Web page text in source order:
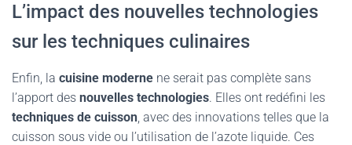
L’impact des nouvelles technologies
sur les techniques culinaires
Enfin, la cuisine moderne ne serait pas complète sans
l’apport des nouvelles technologies. Elles ont redéfini les
techniques de cuisson, avec des innovations telles que la
cuisson sous vide ou l’utilisation de l’azote liquide. Ces